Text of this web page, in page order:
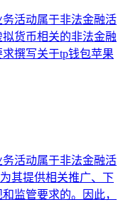
活动属于非法金融活
货币相关的非法金融
撰写关于tp钱包苹果
活动属于非法金融活
其提供相关推广、下
监管要求的。因此，